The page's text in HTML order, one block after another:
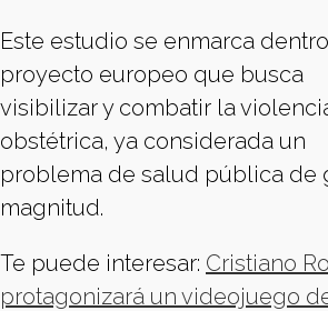
Este estudio se enmarca
proyecto europeo que busca
visibilizar y combatir la
obstétrica, ya considerada un
problema de salud pública de
magnitud.
Te puede interesar: Cristiano
protagonizará un videojuego